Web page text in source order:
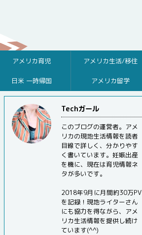
アメリカ育児 アメリカ生活/移住
日米 一時帰国 アメリカ留学
Techガール
このブログの運営者。アメ
リカの現地生活情報を読者
目線で詳しく、分かりやす
く書いています。妊娠出産
を機に、現在は育児情報ネ
タが多いです。
2018年9月に月間約30万PV
を記録！現地ライターさん
にも協力を得ながら、アメ
リカ生活情報を提供し続け
ています(^^)